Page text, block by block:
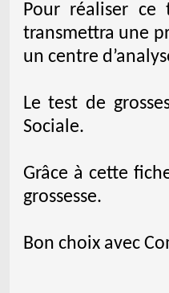
Pour réaliser
transmettra une
un centre
Le test de
Sociale.
Grâce à cette
grossesse.
Bon choix avec